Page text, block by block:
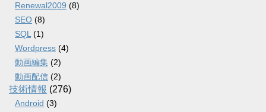
Renewal2009 (8)
SEO (8)
SQL (1)
Wordpress (4)
動画編集 (2)
動画配信 (2)
技術情報 (276)
Android (3)